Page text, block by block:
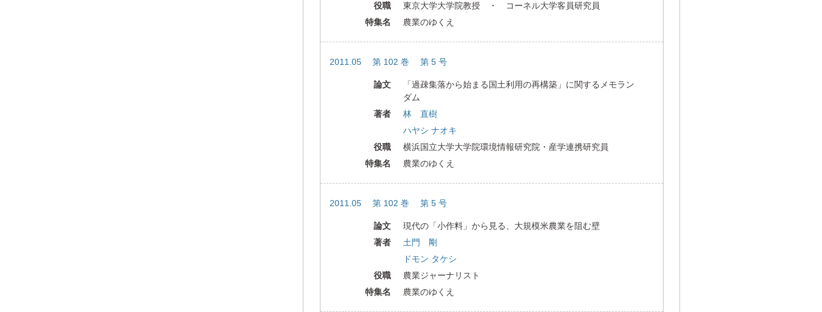
役職
東京大学大学院教授 ・ コーネル大学客員研究員
特集名
農業のゆくえ
2011.05 第 102 巻 第 5 号
論文
「過疎集落から始まる国土利用の再構築」に関するメモラン
ダム
著者
林 直樹
ハヤシ ナオキ
役職
横浜国立大学大学院環境情報研究院・産学連携研究員
特集名
農業のゆくえ
2011.05 第 102 巻 第 5 号
論文
現代の「小作料」から見る、大規模米農業を阻む壁
著者
土門 剛
ドモン タケシ
役職
農業ジャーナリスト
特集名
農業のゆくえ